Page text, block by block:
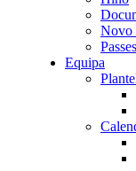
Novo
Equipa